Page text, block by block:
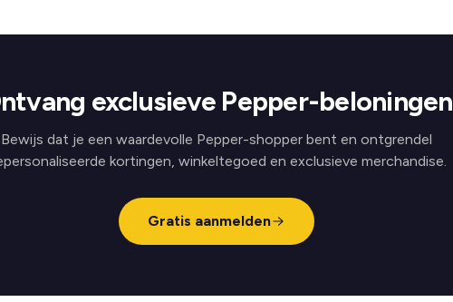
exclusieve Pepper-beloningen
Bewijs dat je een waardevolle Pepper-shopper bent en ontgrendel
kortingen, winkeltegoed en exclusieve merchandise.
Gratis aanmelden